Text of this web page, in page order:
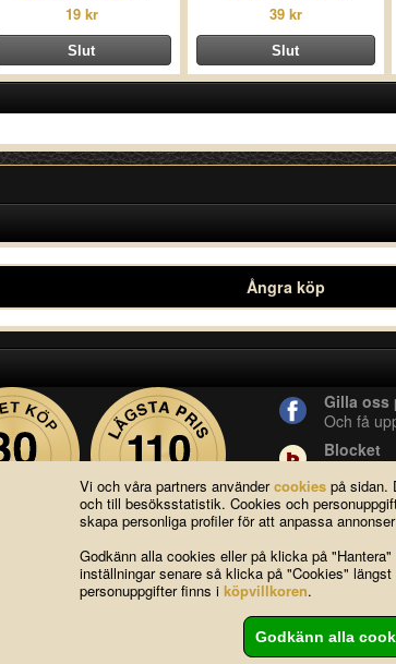
Vi och våra partners användercookies på sidan.
och till besöksstatistik. Cookies och
skapa personliga profiler för att anpassa
Godkänn alla cookies eller på klicka på
inställningar senare så klicka på "Cookies"
personuppgifter finns i köpvillkoren.
19 kr 39 kr
Ångra köp
Gilla oss
Och få
Blocket
YouTube
Se våra